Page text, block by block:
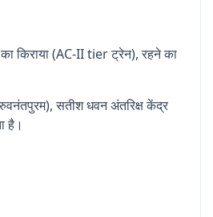
किराया (AC-II tier ट्रेन), रहने का
सतीश धवन अंतरिक्ष केंद्र
है।